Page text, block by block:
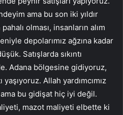
ama bu son iki yıldır
olması, insanların alım
depolarımız ağzına kadar
Satışlarda sıkıntı
Adana bölgesine gidiyoruz,
Allah yardımcımız
bu gidişat hiç iyi değil.
mazot maliyeti elbette ki